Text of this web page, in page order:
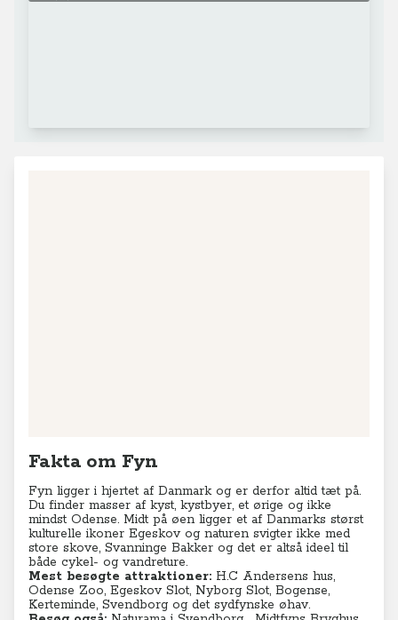
Fakta om Fyn
Fyn ligger i hjertet af Danmark og er derfor altid tæt på.
Du finder masser af kyst, kystbyer, et ørige og ikke
mindst Odense. Midt på øen ligger et af Danmarks størst
kulturelle ikoner Egeskov og naturen svigter ikke med
store skove, Svanninge Bakker og det er altså ideel til
både cykel- og vandreture.
Mest besøgte attraktioner: H.C Andersens hus,
Odense Zoo, Egeskov Slot, Nyborg Slot, Bogense,
Kerteminde, Svendborg og det sydfynske øhav.